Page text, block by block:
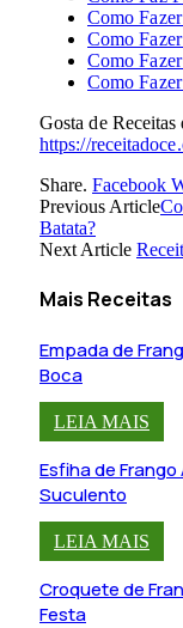
Como
Como
Como
Como
Gosta de
https://
Share. Facebook
Previous Article
Batata?
Next Article
Mais Receitas
Empada de
Boca
LEIA MAIS
Esfiha de
Suculento
LEIA MAIS
Croquete de
Festa